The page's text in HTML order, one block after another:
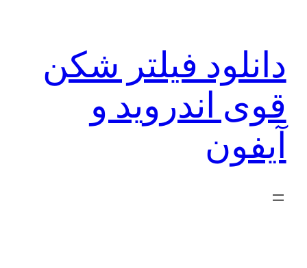
دانلود فیلتر شکن
قوی اندروید و
آیفون